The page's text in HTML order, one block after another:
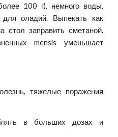
100 г), немного воды,
оладий. Выпекать как
стол заправить сметаной.
mensis уменьшает
тяжелые поражения
в больших дозах и